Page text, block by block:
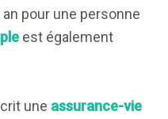
pour une personne
est également
une assurance-vie